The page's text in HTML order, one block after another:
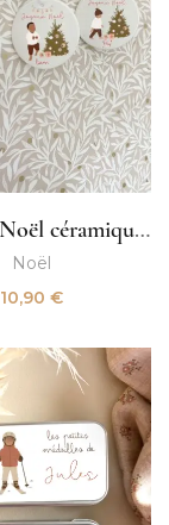
Boule de Noël céramique garçon
Noël
10,90 €